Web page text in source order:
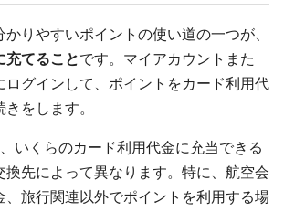
りやすいポイントの使い道の一つが、
充てることです。マイアカウントまた
ログインして、ポイントをカード利用代
をします。
いくらのカード利用代金に充当できる
換先によって異なります。特に、航空会
、旅行関連以外でポイントを利用する場